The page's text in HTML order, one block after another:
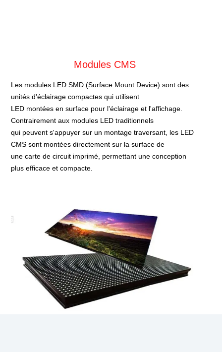
Modules CMS
Les modules LED SMD (Surface Mount Device) sont des
unités d'éclairage compactes qui utilisent
LED montées en surface pour l'éclairage et l'affichage.
Contrairement aux modules LED traditionnels
qui peuvent s'appuyer sur un montage traversant, les LED
CMS sont montées directement sur la surface de
une carte de circuit imprimé, permettant une conception
plus efficace et compacte.